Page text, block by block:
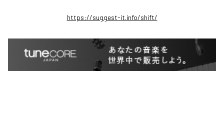
https://suggest-it.info/shift/